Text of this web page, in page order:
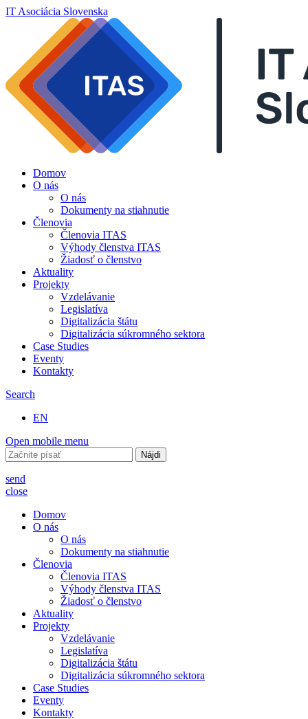
IT Asociácia Slovenska
Domov
O nás
O nás
Dokumenty na stiahnutie
Členovia
Členovia ITAS
Výhody členstva ITAS
Žiadosť o členstvo
Aktuality
Projekty
Vzdelávanie
Legislatíva
Digitalizácia štátu
Digitalizácia súkromného sektora
Case Studies
Eventy
Kontakty
Search
EN
Open mobile menu
Hľadať:
send
close
Domov
O nás
O nás
Dokumenty na stiahnutie
Členovia
Členovia ITAS
Výhody členstva ITAS
Žiadosť o členstvo
Aktuality
Projekty
Vzdelávanie
Legislatíva
Digitalizácia štátu
Digitalizácia súkromného sektora
Case Studies
Eventy
Kontakty